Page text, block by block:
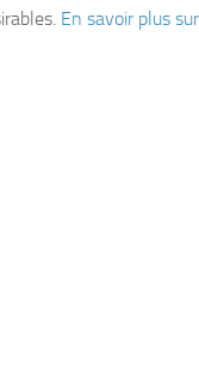
En savoir plus